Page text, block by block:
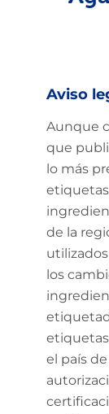
Aviso
Aunque
que
lo más
de la
utilizados
los
el país